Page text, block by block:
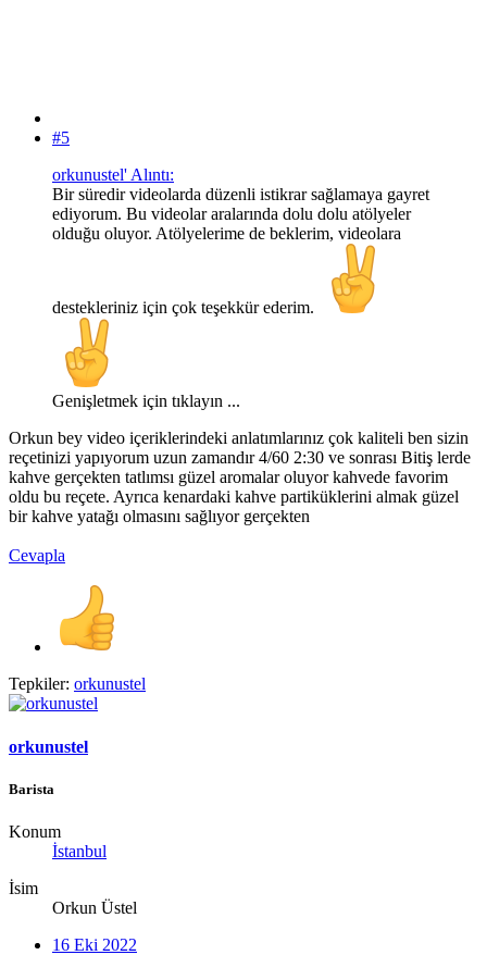
#5
orkunustel' Alıntı:
Bir süredir videolarda düzenli istikrar sağlamaya gayret
ediyorum. Bu videolar aralarında dolu dolu atölyeler
olduğu oluyor. Atölyelerime de beklerim, videolara
destekleriniz için çok teşekkür ederim.
Genişletmek için tıklayın ...
Orkun bey video içeriklerindeki anlatımlarınız çok kaliteli ben sizin
reçetinizi yapıyorum uzun zamandır 4/60 2:30 ve sonrası Bitiş lerde
kahve gerçekten tatlımsı güzel aromalar oluyor kahvede favorim
oldu bu reçete. Ayrıca kenardaki kahve partiküklerini almak güzel
bir kahve yatağı olmasını sağlıyor gerçekten
Cevapla
Tepkiler: orkunustel
orkunustel
Barista
Konum
İstanbul
İsim
Orkun Üstel
16 Eki 2022